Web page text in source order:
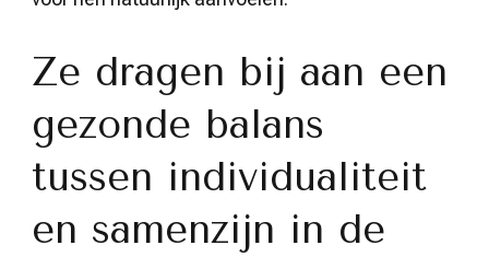
Ze dragen bij aan een
gezonde balans
tussen individualiteit
en samenzijn in de